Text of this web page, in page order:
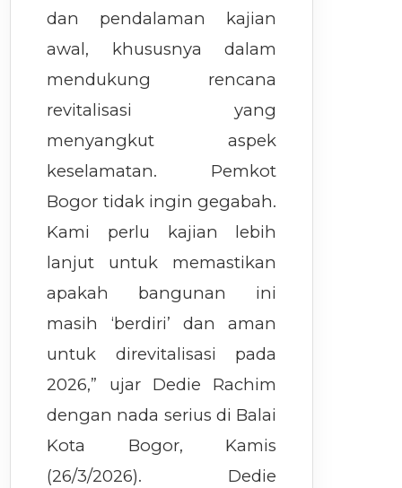
dan pendalaman kajian
awal, khususnya dalam
mendukung rencana
revitalisasi yang
menyangkut aspek
keselamatan. Pemkot
Bogor tidak ingin gegabah.
Kami perlu kajian lebih
lanjut untuk memastikan
apakah bangunan ini
masih ‘berdiri’ dan aman
untuk direvitalisasi pada
2026,” ujar Dedie Rachim
dengan nada serius di Balai
Kota Bogor, Kamis
(26/3/2026). Dedie